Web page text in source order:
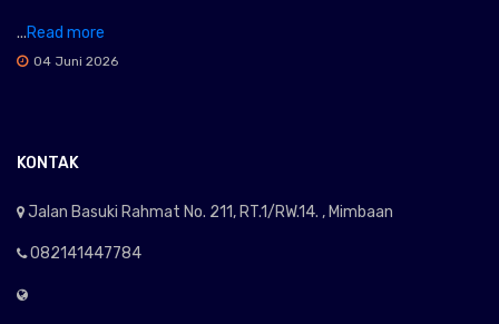
...Read more
04 Juni 2026
KONTAK
Jalan Basuki Rahmat No. 211, RT.1/RW.14. , Mimbaan
082141447784